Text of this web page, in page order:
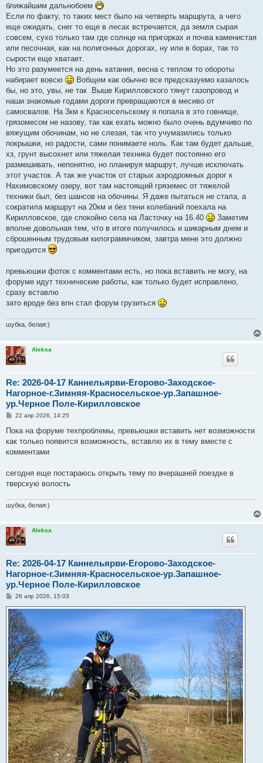
ближайшим дальнобоем
Если по факту, то таких мест было на четверть маршрута, а чего
еще ожидать, снег то еще в лесах встречается, да земля сырая
совсем, сухо только там где солнце на пригорках и почва каменистая
или песочная, как на полигонных дорогах, ну или в борах, так то
сырости еще хватает.
Но это разумеется на день катания, весна с теплом то обороты
набирает вовсю
Вобщем как обычно все предсказуемо казалось
бы, но это, увы, не так .Выше Кирилловского тянут газопровод и
наши знакомые годами дороги превращаются в месиво от
самосвалов. На 3км к Красносельскому я попала в это говнище,
грязомесом не назову, так как ехать можно было очень вдумчиво по
вяжущим обочинам, но не слезая, так что учумазились только
покрышки, но радости, сами понимаете ноль. Как там будет дальше,
хз, грунт высохнет или тяжелая техника будет постоянно его
размешивать, непонятно, но планируя маршрут, лучше исключать
этот участок. А так же участок от старых аэродромных дорог к
Нахимовскому озеру, вот там настоящий гряземес от тяжелой
техники был, без шансов на обочины. Я даже пытаться не стала, а
сократила маршрут на 20км и без тени колебаний поехала на
Кирилловское, где спокойно села на Ласточку на 16.40
Заметим
вполне довольная тем, что в итоге получилось и шикарным днем и
сброшенным трудовым килограммчиком, завтра мене это должно
пригодится
превьюшки фоток с комментами есть, но пока вставить не могу, на
форуме идут технические работы, как только будет исправлено,
сразу вставлю
зато вроде без впн стал форум грузиться
шубка, белая:)
Aleksa
Re: 2026-04-17 Каннельярви-Егорово-Заходское-
Нагорное-г.Зимняя-Красносельское-ур.Запашное-
ур.Черное Поле-Кирилловское
С
о
щ
е
е
22 апр 2026, 14:25
Пока на форуме техпроблемы, превьюшки вставить нет возможности
как только появится возможность, вставлю их в тему вместе с
комментами
сегодня еще постараюсь открыть тему по вчерашней поездке в
тверскую волость
шубка, белая:)
Aleksa
Re: 2026-04-17 Каннельярви-Егорово-Заходское-
Нагорное-г.Зимняя-Красносельское-ур.Запашное-
ур.Черное Поле-Кирилловское
С
о
б
щ
е
н
и
е
26 апр 2026, 15:03